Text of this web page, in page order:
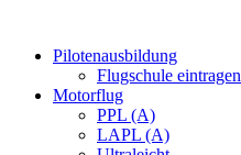
Pilotenausbildung
Flugschule eintragen
Motorflug
PPL (A)
LAPL (A)